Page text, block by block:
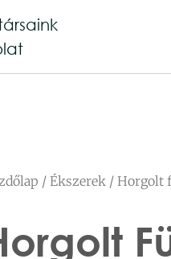
/ Ékszerek / Horgolt